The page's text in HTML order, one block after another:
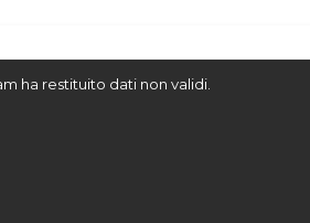
ha restituito dati non validi.